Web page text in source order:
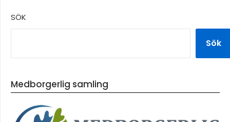
SÖK
Sök
Medborgerlig samling